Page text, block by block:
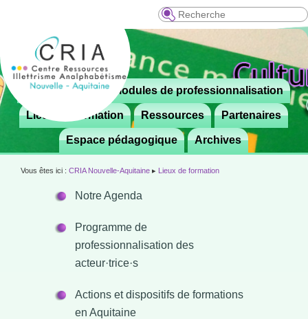
Recherche
Menu
principal
Aller
contenu
principal
 Le CRIA Modules de professionnalisation
Lieux de formation Ressources Partenaires
Espace pédagogique Archives
Vous êtes ici : CRIA Nouvelle-Aquitaine ▸ Lieux de formation
Notre Agenda
Programme de
professionnalisation des
acteur·trice·s
Actions et dispositifs de formations
en Aquitaine